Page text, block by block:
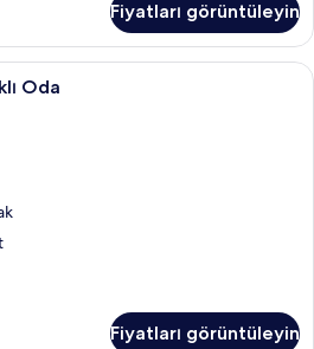
Fiyatları görüntüleyin
Superior Tek Büyük Yataklı Oda |
Oda
Fiyatları görüntüleyin